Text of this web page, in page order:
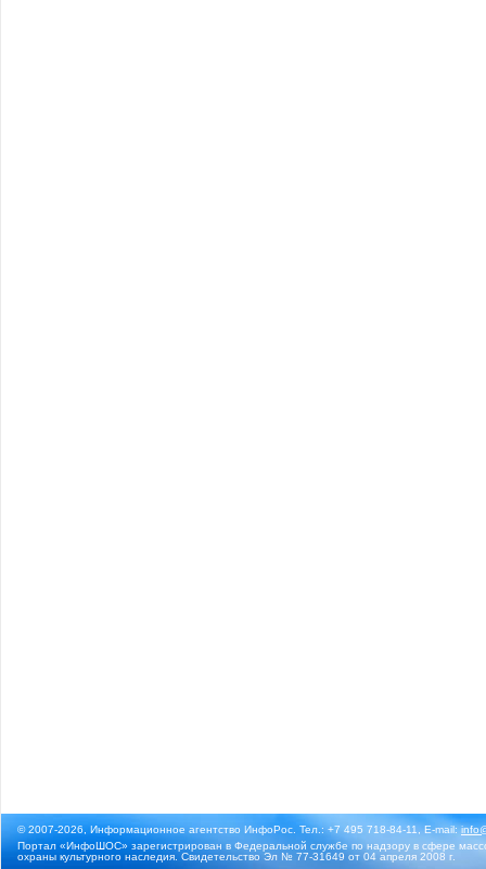
© 2007-2026, Информационное агентство ИнфоРос. Тел.: +7 495 718-84-11, E-mail:
Портал «ИнфоШОС» зарегистрирован в Федеральной службе по надзору в сфере
охраны культурного наследия. Свидетельство Эл № 77-31649 от 04 апреля 2008 г.